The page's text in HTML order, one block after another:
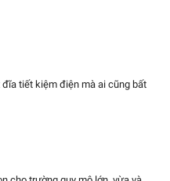
tiết kiệm điện mà ai cũng bất